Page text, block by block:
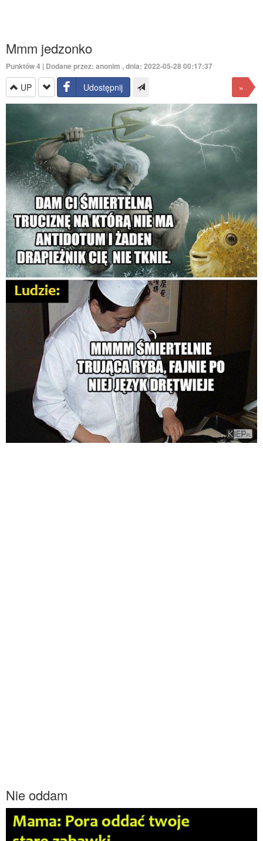
Mmm jedzonko
Punktów4 | Dodane przez: anonim , dnia: 2022-05-28 00:17:37
UP Udostępnij »
Nie oddam